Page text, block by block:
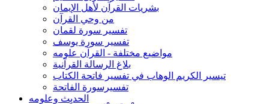
بشريات القرآن لأهل الإيمان
من وحي القرآن
تفسير سورة لقمان
تفسير سورة يوسف
مواضيع مختلفة - القرآن علومه
بلاغ الرسالة القرآنية
تيسير الكريم الوهاب في تفسير فاتحة الكتاب
تفسيرسورة الفاتحة
الحديث وعلومه